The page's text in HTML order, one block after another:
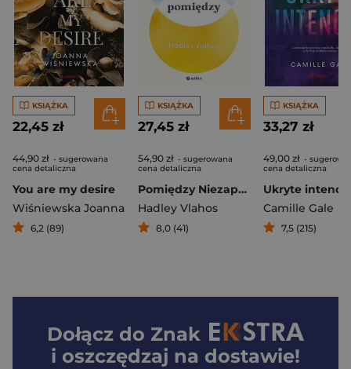
KSIĄŻKA
22,45 zł
44,90 zł - sugerowana
cena detaliczna
You are my desire
Wiśniewska Joanna
6,2 (89)
KSIĄŻKA
27,45 zł
54,90 zł - sugerowana
cena detaliczna
Pomiędzy Niezapomniane spotkania u kresu życia
Hadley Vlahos
8,0 (41)
KSIĄŻKA
33,27 zł
49,00 zł -
cena detaliczna
Ukryte intencje
Camille Gale
7,5 (215)
Dołącz do Znak
i oszczędzaj na dostawie!